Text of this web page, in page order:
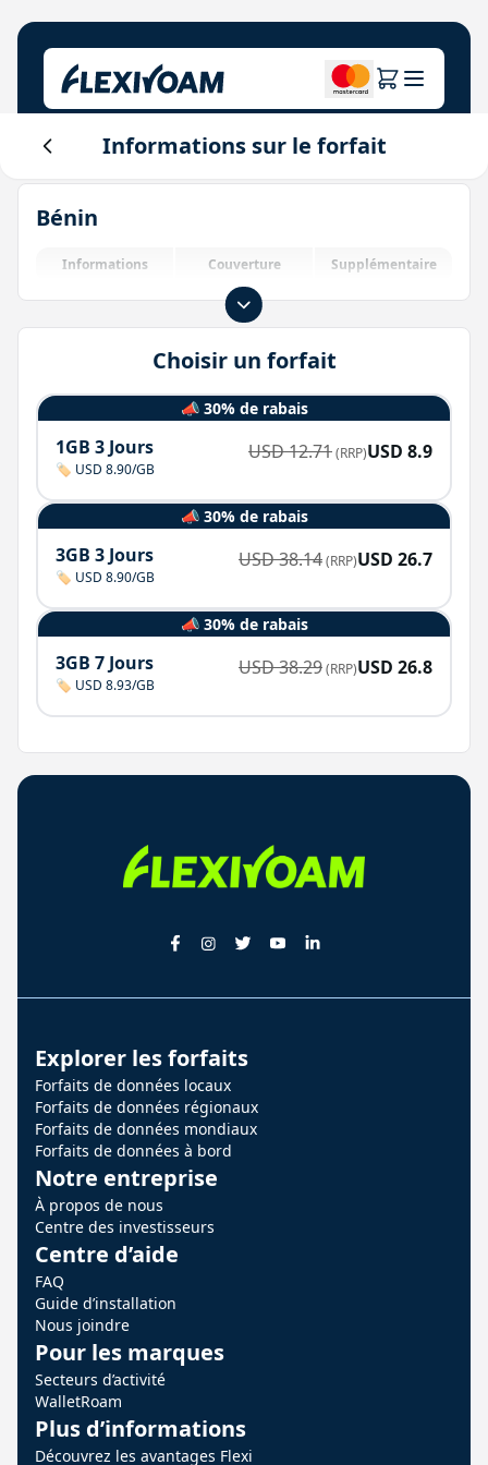
Explorez les plans
Centre des investisseurs
Pour les marques
Login
Informations sur le forfait
Bénin
Informations Couverture Supplémentaire
Choisir un forfait
📣 30% de rabais
1GB 3 Jours
🏷️ USD 8.90/GB
USD12.71(RRP)USD 8.9
📣 30% de rabais
3GB 3 Jours
🏷️ USD 8.90/GB
USD38.14(RRP)USD 26.7
📣 30% de rabais
3GB 7 Jours
🏷️ USD 8.93/GB
USD38.29(RRP)USD 26.8
Explorer les forfaits
Forfaits de données locaux
Forfaits de données régionaux
Forfaits de données mondiaux
Forfaits de données à bord
Notre entreprise
À propos de nous
Centre des investisseurs
Centre d’aide
FAQ
Guide d’installation
Nous joindre
Pour les marques
Secteurs d’activité
WalletRoam
Plus d’informations
Découvrez les avantages Flexi